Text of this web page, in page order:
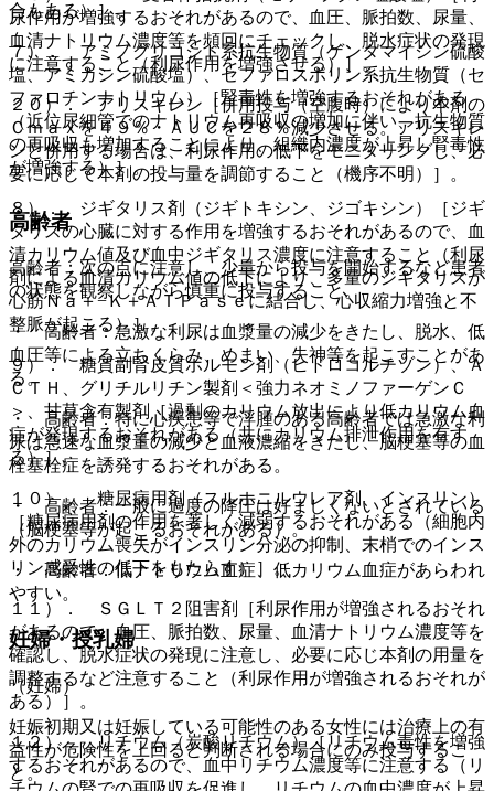
尿作用が増強するおそれがあるので、血圧、脈拍数、尿量、
血清ナトリウム濃度等を頻回にチェックし、脱水症状の発現
に注意すること（利尿作用を増強させる）］。
２０）． アリスキレン［併用投与（空腹時）により本剤の
Ｃｍａｘを４９％・ＡＵＣを２８％減少させる。アリスキレ
ンと併用する場合は、利尿作用の低下をモニタリングし、必
要に応じて本剤の投与量を調節すること（機序不明）］。
高齢者
高齢者：次の点に注意し、少量から投与を開始するなど患者
の状態を観察しながら慎重に投与すること。
・ 高齢者：急激な利尿は血漿量の減少をきたし、脱水、低
血圧等による立ちくらみ、めまい、失神等を起こすことがあ
る。
・ 高齢者：特に心疾患等で浮腫のある高齢者では急激な利
尿は急速な血漿量の減少と血液濃縮をきたし、脳梗塞等の血
栓塞栓症を誘発するおそれがある。
・ 高齢者：一般に過度の降圧は好ましくないとされている
（脳梗塞等が起こるおそれがある）。
・ 高齢者：低ナトリウム血症、低カリウム血症があらわれ
やすい。
妊婦・授乳婦
（妊婦）
妊娠初期又は妊娠している可能性のある女性には治療上の有
益性が危険性を上回ると判断される場合にのみ投与するこ
と。
合もある）］。
７）． アミノグリコシド系抗生物質（ゲンタマイシン硫酸
塩、アミカシン硫酸塩）、セファロスポリン系抗生物質（セ
ファロチンナトリウム）［腎毒性を増強するおそれがある
（近位尿細管でのナトリウム再吸収の増加に伴い、抗生物質
の再吸収も増加することにより、組織内濃度が上昇し腎毒性
が増強する）］。
８）． ジギタリス剤（ジギトキシン、ジゴキシン）［ジギ
タリスの心臓に対する作用を増強するおそれがあるので、血
清カリウム値及び血中ジギタリス濃度に注意すること（利尿
剤による血清カリウム値の低下により、多量のジギタリスが
心筋Ｎａ＋−Ｋ＋ＡＴＰａｓｅに結合し、心収縮力増強と不
整脈が起こる）］。
９）． 糖質副腎皮質ホルモン剤（ヒドロコルチゾン）、Ａ
ＣＴＨ、グリチルリチン製剤＜強力ネオミノファーゲンＣ
＞、甘草含有製剤［過剰のカリウム放出により低カリウム血
症が発現するおそれがある（共にカリウム排泄作用を有す
る）］。
１０）． 糖尿病用剤（スルホニルウレア剤、インスリン）
［糖尿病用剤の作用を著しく減弱するおそれがある（細胞内
外のカリウム喪失がインスリン分泌の抑制、末梢でのインス
リン感受性の低下をもたらす）］。
１１）． ＳＧＬＴ２阻害剤［利尿作用が増強されるおそれ
があるので、血圧、脈拍数、尿量、血清ナトリウム濃度等を
確認し、脱水症状の発現に注意し、必要に応じ本剤の用量を
調整するなど注意すること（利尿作用が増強されるおそれが
ある）］。
１２）． リチウム（炭酸リチウム）［リチウム毒性を増強
するおそれがあるので、血中リチウム濃度等に注意する（リ